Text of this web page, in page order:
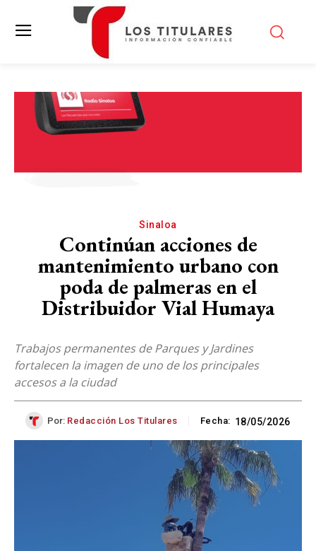
Sinaloa
Continúan acciones de
mantenimiento urbano con
poda de palmeras en el
Distribuidor Vial Humaya
Trabajos permanentes de Parques y Jardines
fortalecen la imagen de uno de los principales
accesos a la ciudad
Por: Redacción Los Titulares Fecha: 18/05/2026